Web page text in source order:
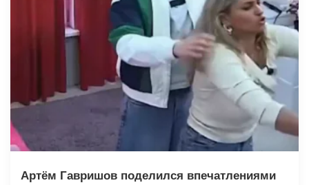
Артём Гавришов поделился впечатлениями